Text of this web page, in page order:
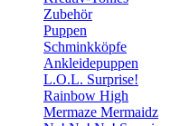
Zubehör
Puppen
Schminkköpfe
Ankleidepuppen
L.O.L. Surprise!
Rainbow High
Mermaze Mermaidz